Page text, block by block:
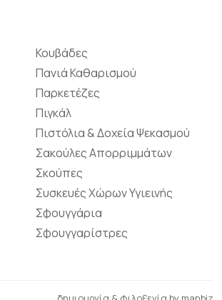
Κουβάδες
Πανιά Καθαρισμού
Παρκετέζες
Πιγκάλ
Πιστόλια & Δοχεία Ψεκασμού
Σακούλες Απορριμμάτων
Σκούπες
Συσκευές Χώρων Υγιεινής
Σφουγγάρια
Σφουγγαρίστρες